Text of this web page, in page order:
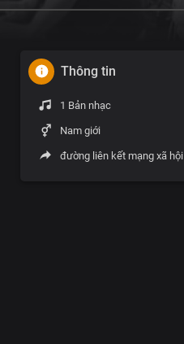
Thông tin
1 Bản nhạc
Nam giới
đường liên kết mạng xã hội